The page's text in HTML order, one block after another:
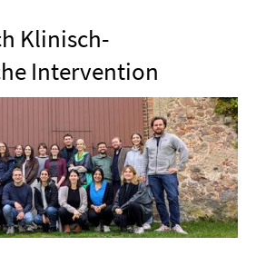
Klinisch-
Intervention